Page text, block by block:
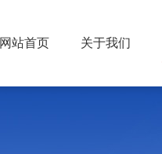
网站首页 关于我们